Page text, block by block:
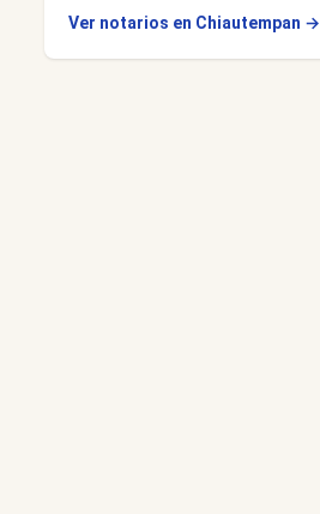
Ver notarios en Chiautempan →